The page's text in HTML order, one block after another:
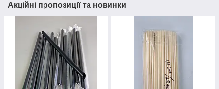
Акційні пропозиції та новинки